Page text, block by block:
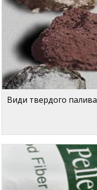
Види твердого палива